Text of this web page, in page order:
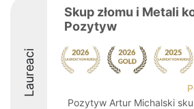
Laureaci
Skup złomu i Metali
Pozytyw
Pozytyw Artur Michalski